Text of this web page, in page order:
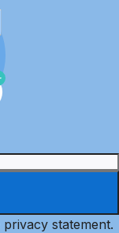
privacy statement.